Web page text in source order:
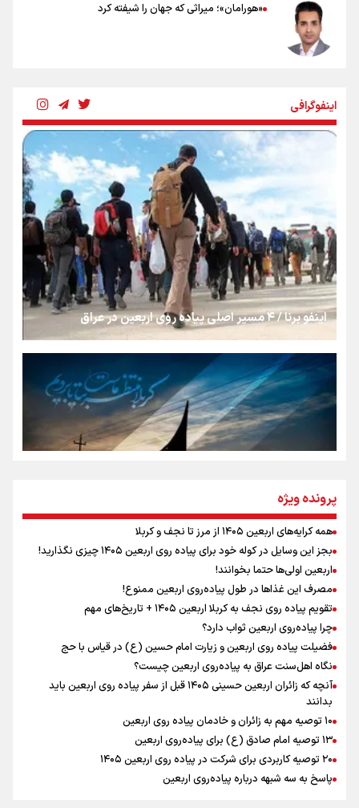
«هورامان»؛ میراثی که جهان را شیفته کرد
رسانه ملی و حق مردم برای شنیدن صدای رئیس‌جمهوری
روایت ایران از کنار مردم
از طلوع خیابان‌ها تا غروب اشک
جمله‌ای که بغض چهارماهه را شکست؛ «آهای مردم، آقا از
تهران رفتند»
سه حسرتی که به دلم ماند
نگاه تمدنی رهبر شهید به فضای مجازی
رابطه کارگر و کارفرما در اندیشه رهبر شهید: از تضاد به
زوجیت
اینفوگرافی
اینفو برنا / ۴ مسیر اصلی پیاده روی اربعین در عراق
اینفو برنا / توصیه‌هایی طلایی برای پیاده روی اربعین
اینفو برنا / جدول کامل فاصله مرز شلمچه تا شهرهای زیارتی
عراق
پرونده ویژه
همه کرایه‌های اربعین ۱۴۰۵ از مرز تا نجف و کربلا
بجز این وسایل در کوله خود برای پیاده روی اربعین ۱۴۰۵ چیزی نگذارید!
اربعین اولی‌ها حتما بخوانند!
مصرف این غذاها در طول پیاده‌روی اربعین ممنوع!
تقویم پیاده روی نجف به کربلا اربعین ۱۴۰۵ + تاریخ‌های مهم
چرا پیاده‌روی اربعین ثواب دارد؟
فضیلت پیاده روی اربعین و زیارت امام حسین (ع) در قیاس با حج
نگاه اهل‌سنت عراق به پیاده‌روی اربعین چیست؟
آنچه که زائران اربعین حسینی ۱۴۰۵ قبل از سفر پیاده روی اربعین باید
بدانند
۱۰ توصیه مهم به زائران و خادمان پیاده روی اربعین
۱۳ توصیه امام صادق (ع) برای پیاده‌روی اربعین
۲۰ توصیه کاربردی برای شرکت در پیاده روی اربعین ۱۴۰۵
پاسخ به سه‌ شبهه درباره پیاده‌روی اربعین